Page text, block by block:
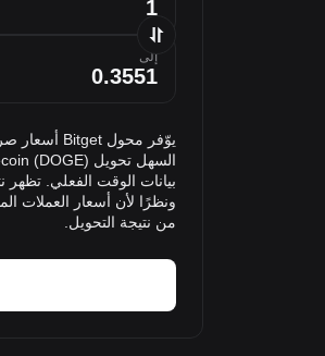
إلى
ونظرًا لأن أسعار العملات
من نتيجة التحويل.